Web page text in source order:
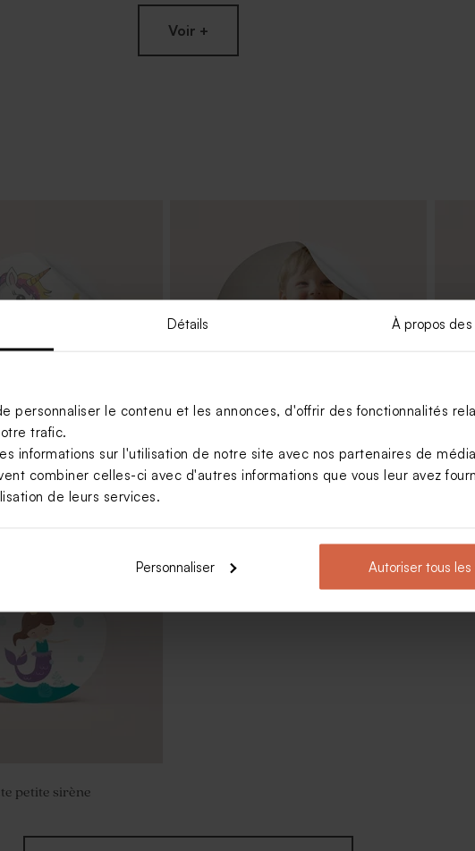
Détails À propos des
personnaliser le contenu et les annonces, d'offrir des fonctionnalités
trafic.
informations sur l'utilisation de notre site avec nos partenaires de
combiner celles-ci avec d'autres informations que vous leur avez
de leurs services.
Personnaliser Autoriser tous les
Voir +
Grand sticker fête dinosaures
petite sirène